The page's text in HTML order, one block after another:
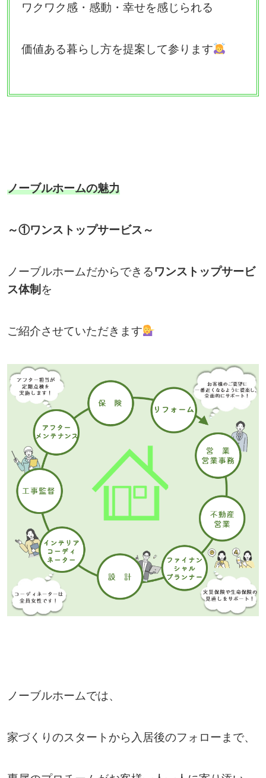
ワクワク感・感動・幸せを感じられる
価値ある暮らし方を提案して参ります
ノーブルホームの魅力
～①ワンストップサービス～
ノーブルホームだからできるワンストップサービ
ス体制 を
ご紹介させていただきます
ノーブルホームでは、
家づくりのスタートから入居後のフォローまで、